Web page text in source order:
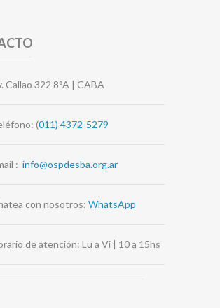
Callao 322 8°A | CABA
(011) 4372-5279
: info@ospdesba.org.ar
con nosotros: WhatsApp
de atención: Lu a Vi | 10 a 15hs